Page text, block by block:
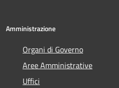
Amministrazione
Organi di Governo
Aree Amministrative
Uffici